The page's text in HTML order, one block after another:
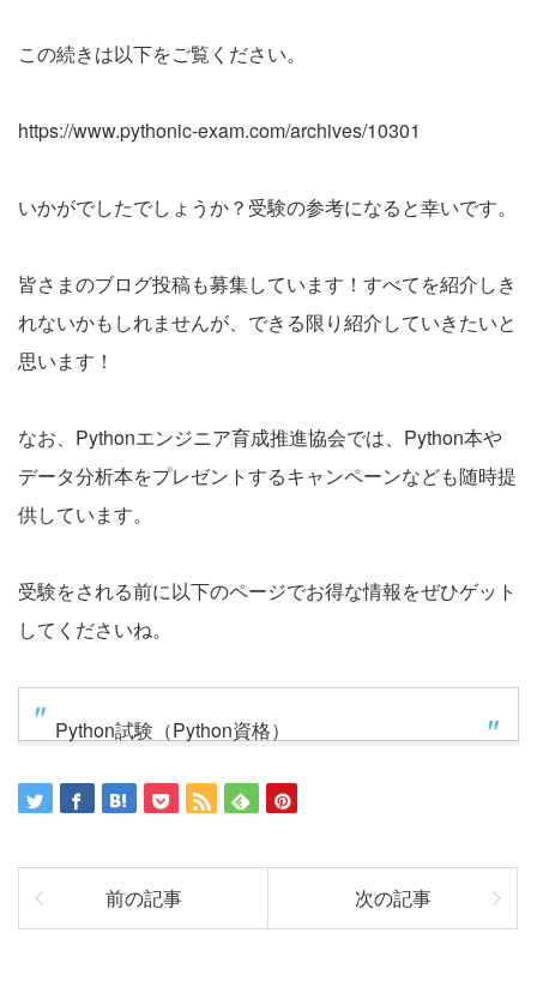
この続きは以下をご覧ください。
https://www.pythonic-exam.com/archives/10301
いかがでしたでしょうか？受験の参考になると幸いです。
皆さまのブログ投稿も募集しています！すべてを紹介しき
れないかもしれませんが、できる限り紹介していきたいと
思います！
なお、Pythonエンジニア育成推進協会では、Python本や
データ分析本をプレゼントするキャンペーンなども随時提
供しています。
受験をされる前に以下のページでお得な情報をぜひゲット
してくださいね。
Python試験（Python資格）
前の記事 次の記事